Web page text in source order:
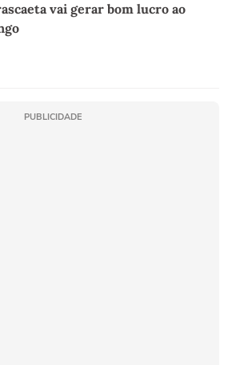
vai gerar bom lucro ao
PUBLICIDADE